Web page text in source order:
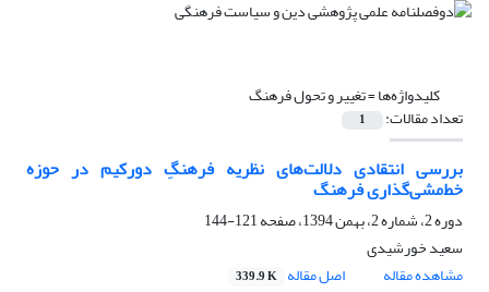
کلیدواژه‌ها =تغییر و تحول فرهنگ
تعداد مقالات: 1
بررسی انتقادی دلالت‌های نظریه فرهنگِ دورکیم در حوزه
خط‌مشی‌گذاری فرهنگ
دوره 2، شماره 2، بهمن 1394، صفحه
121-144
سعید خورشیدی
مشاهده مقاله
اصل مقاله 339.9 K